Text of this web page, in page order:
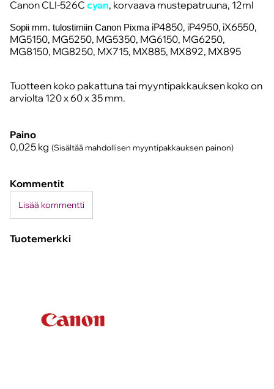
Canon CLI-526C cyan, korvaava mustepatruuna, 12ml
Sopii mm. tulostimiin Canon Pixma iP4850, iP4950, iX6550,
MG5150, MG5250, MG5350, MG6150, MG6250,
MG8150, MG8250, MX715, MX885, MX892, MX895
Tuotteen koko pakattuna tai myyntipakkauksen koko on
arviolta 120 x 60 x 35 mm.
Paino
0,025 kg (Sisältää mahdollisen myyntipakkauksen painon)
Kommentit
Lisää kommentti
Tuotemerkki